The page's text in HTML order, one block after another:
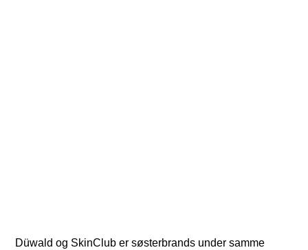
Düwald og SkinClub er søsterbrands under samme